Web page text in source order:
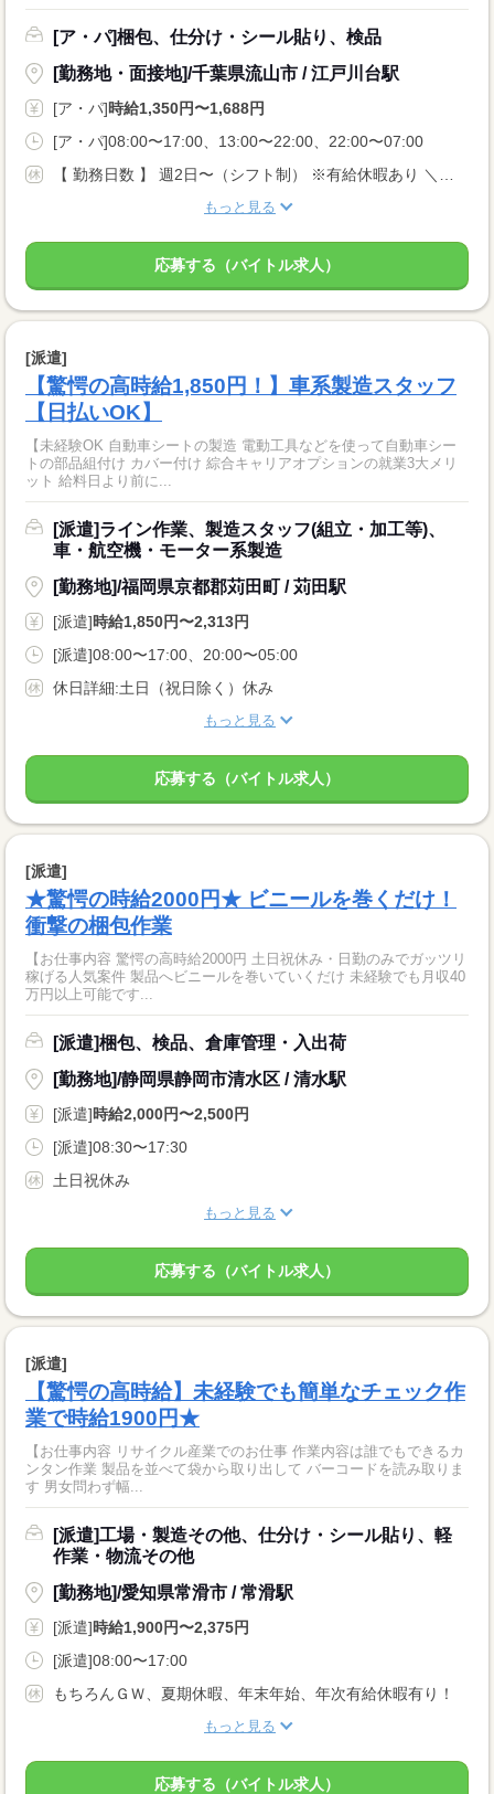
[ア・パ]梱包、仕分け・シール貼り、検品
[勤務地・面接地]/千葉県流山市 / 江戸川台駅
[ア・パ]時給1,350円〜1,688円
[ア・パ]08:00〜17:00、13:00〜22:00、22:00〜07:00
もっと見る
応募する（バイトル求人）
[派遣]
【驚愕の高時給1,850円！】車系製造スタッフ
【日払いOK】
【未経験OK 自動車シートの製造 電動工具などを使って自動車シー
トの部品組付け カバー付け 綜合キャリアオプションの就業3大メリ
ット 給料日より前に...
[派遣]ライン作業、製造スタッフ(組立・加工等)、
車・航空機・モーター系製造
[勤務地]/福岡県京都郡苅田町 / 苅田駅
[派遣]時給1,850円〜2,313円
[派遣]08:00〜17:00、20:00〜05:00
休日詳細:土日（祝日除く）休み
もっと見る
応募する（バイトル求人）
[派遣]
★驚愕の時給2000円★ ビニールを巻くだけ！
衝撃の梱包作業
【お仕事内容 驚愕の高時給2000円 土日祝休み・日勤のみでガッツリ
稼げる人気案件 製品へビニールを巻いていくだけ 未経験でも月収40
万円以上可能です...
[派遣]梱包、検品、倉庫管理・入出荷
[勤務地]/静岡県静岡市清水区 / 清水駅
[派遣]時給2,000円〜2,500円
[派遣]08:30〜17:30
土日祝休み
もっと見る
応募する（バイトル求人）
[派遣]
【驚愕の高時給】未経験でも簡単なチェック作
業で時給1900円★
【お仕事内容 リサイクル産業でのお仕事 作業内容は誰でもできるカ
ンタン作業 製品を並べて袋から取り出して バーコードを読み取りま
す 男女問わず幅...
[派遣]工場・製造その他、仕分け・シール貼り、軽
作業・物流その他
[勤務地]/愛知県常滑市 / 常滑駅
[派遣]時給1,900円〜2,375円
[派遣]08:00〜17:00
もちろんＧＷ、夏期休暇、年末年始、年次有給休暇有り！
もっと見る
応募する（バイトル求人）